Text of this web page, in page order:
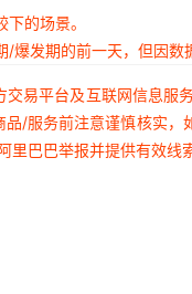
的场景。
爆发期的前一天，但因
交易平台及互联网信息
/服务前注意谨慎核实
巴巴举报并提供有效线索